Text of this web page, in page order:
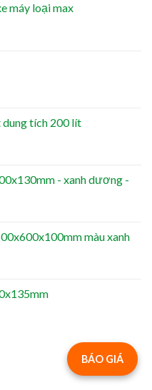
máy loại max
dung tích 200 lít
- xanh dương -
màu xanh
BÁO GIÁ